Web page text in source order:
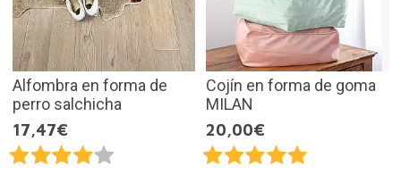
Alfombra en forma de
perro salchicha
17,47€
Cojín en forma de goma
MILAN
20,00€